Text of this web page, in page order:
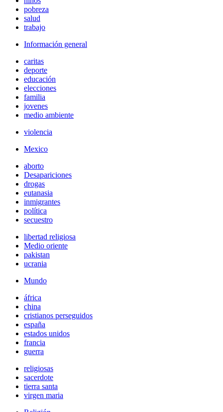
pobreza
salud
trabajo
Información general
caritas
deporte
educación
elecciones
familia
jovenes
medio ambiente
violencia
Mexico
aborto
Desapariciones
drogas
eutanasia
inmigrantes
política
secuestro
libertad religiosa
Medio oriente
pakistan
ucrania
Mundo
áfrica
china
cristianos perseguidos
españa
estados unidos
francia
guerra
religiosas
sacerdote
tierra santa
virgen maria